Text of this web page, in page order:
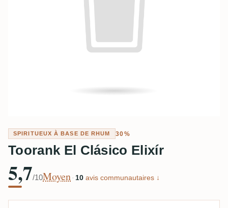
SPIRITUEUX À BASE DE RHUM 30%
Toorank El Clásico Elixír
5,7/10Moyen · 10 avis communautaires ↓